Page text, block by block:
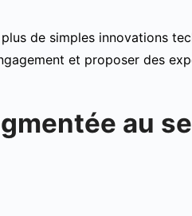
de simples innovations
et proposer des
au